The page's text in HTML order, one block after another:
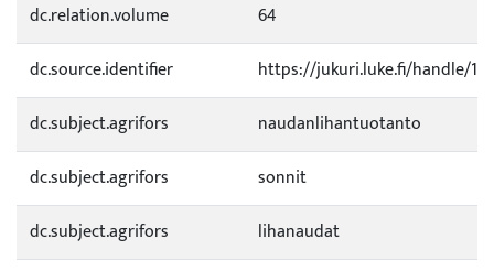
dc.relation.volume
64
dc.source.identifier
https://jukuri.luke.fi/handle/
dc.subject.agrifors
naudanlihantuotanto
dc.subject.agrifors
sonnit
dc.subject.agrifors
lihanaudat